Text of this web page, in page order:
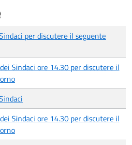
per discutere il seguente
Sindaci ore 14.30 per discutere il
Sindaci ore 14.30 per discutere il